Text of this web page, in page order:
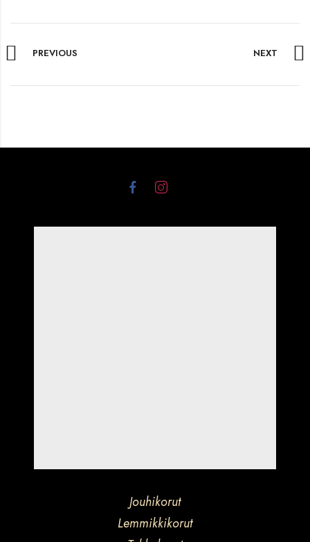
PREVIOUS NEXT
Jouhikorut
Lemmikkikorut